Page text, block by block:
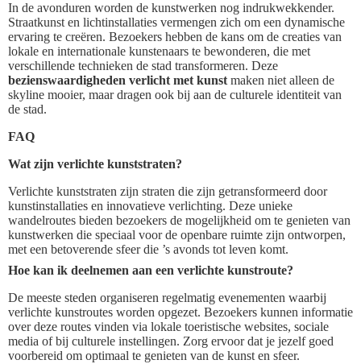
In de avonduren worden de kunstwerken nog indrukwekkender.
Straatkunst en lichtinstallaties vermengen zich om een dynamische
ervaring te creëren. Bezoekers hebben de kans om de creaties van
lokale en internationale kunstenaars te bewonderen, die met
verschillende technieken de stad transformeren. Deze
bezienswaardigheden verlicht met kunst maken niet alleen de
skyline mooier, maar dragen ook bij aan de culturele identiteit van
de stad.
FAQ
Wat zijn verlichte kunststraten?
Verlichte kunststraten zijn straten die zijn getransformeerd door
kunstinstallaties en innovatieve verlichting. Deze unieke
wandelroutes bieden bezoekers de mogelijkheid om te genieten van
kunstwerken die speciaal voor de openbare ruimte zijn ontworpen,
met een betoverende sfeer die ’s avonds tot leven komt.
Hoe kan ik deelnemen aan een verlichte kunstroute?
De meeste steden organiseren regelmatig evenementen waarbij
verlichte kunstroutes worden opgezet. Bezoekers kunnen informatie
over deze routes vinden via lokale toeristische websites, sociale
media of bij culturele instellingen. Zorg ervoor dat je jezelf goed
voorbereid om optimaal te genieten van de kunst en sfeer.